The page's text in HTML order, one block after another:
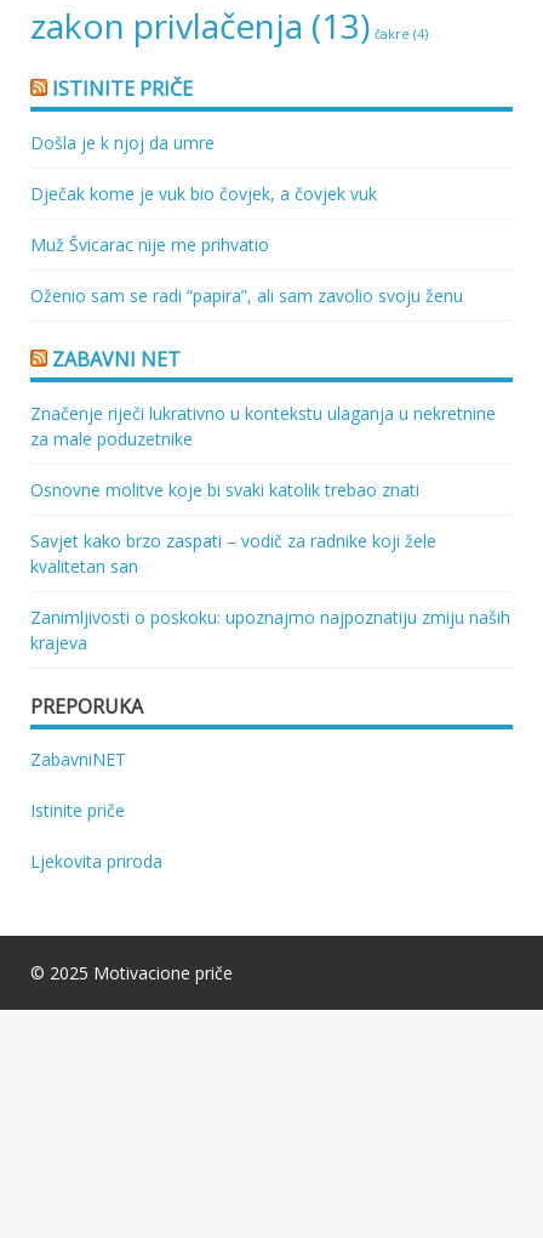
zakon privlačenja (13) čakre (4)
ISTINITE PRIČE
Došla je k njoj da umre
Dječak kome je vuk bio čovjek, a čovjek vuk
Muž Švicarac nije me prihvatio
Oženio sam se radi “papira”, ali sam zavolio svoju ženu
ZABAVNI NET
Značenje riječi lukrativno u kontekstu ulaganja u nekretnine
za male poduzetnike
Osnovne molitve koje bi svaki katolik trebao znati
Savjet kako brzo zaspati – vodič za radnike koji žele
kvalitetan san
Zanimljivosti o poskoku: upoznajmo najpoznatiju zmiju naših
krajeva
PREPORUKA
ZabavniNET
Istinite priče
Ljekovita priroda
© 2025 Motivacione priče